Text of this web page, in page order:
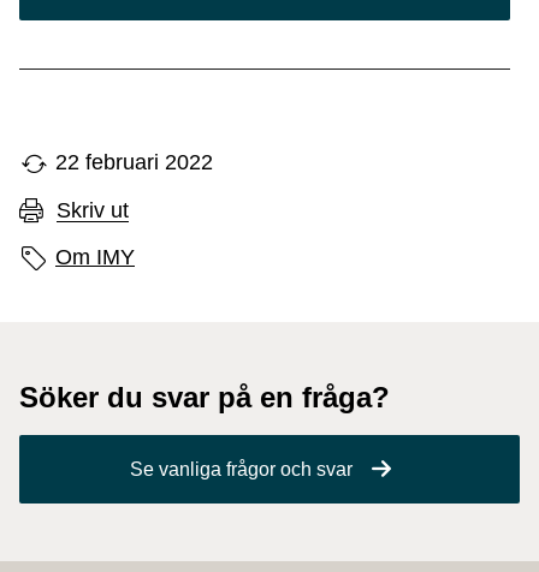
22 februari 2022
Skriv ut
Sidans etiketter
Om IMY
Söker du svar på en fråga?
Se vanliga frågor och svar